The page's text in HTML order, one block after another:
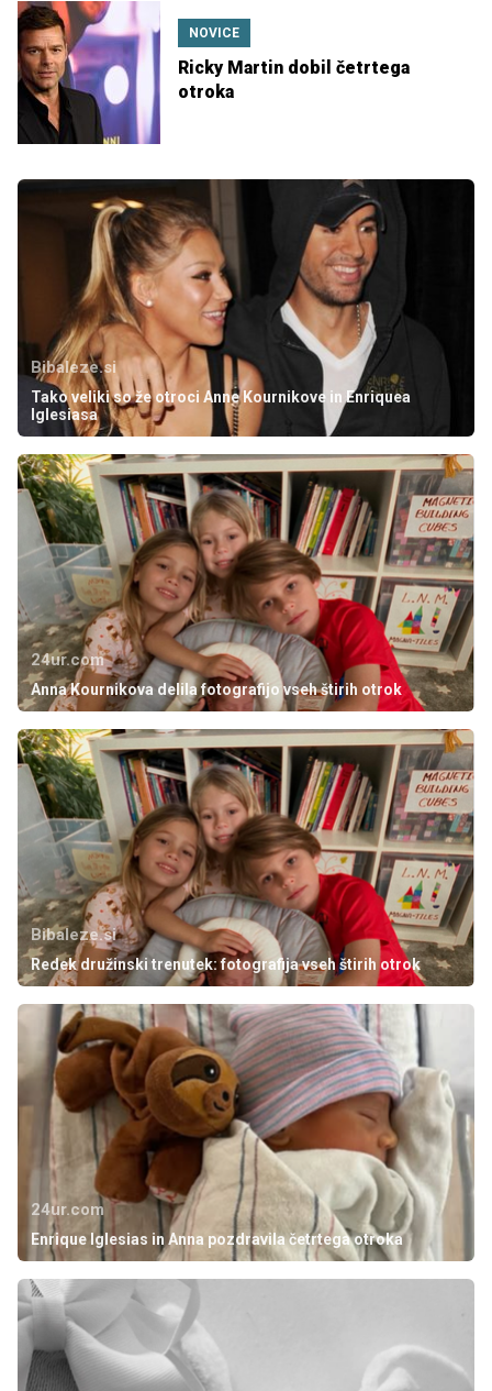
NOVICE
Ricky Martin dobil četrtega
otroka
Bibaleze.si
Tako veliki so že otroci Anne Kournikove in Enriquea
Iglesiasa
24ur.com
Anna Kournikova delila fotografijo vseh štirih otrok
Bibaleze.si
Redek družinski trenutek: fotografija vseh štirih otrok
24ur.com
Enrique Iglesias in Anna pozdravila četrtega otroka